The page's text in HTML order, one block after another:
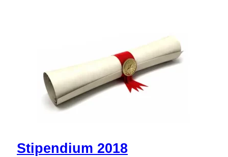
Stipendium 2018